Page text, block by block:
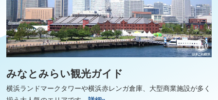
みなとみらい観光ガイド
横浜ランドマークタワーや横浜赤レンガ倉庫、大型商業施設が多く